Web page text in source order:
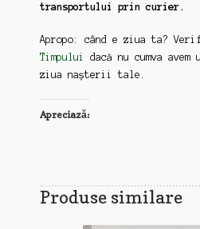
transportului prin curier.
Apropo: când e ziua ta?
Timpului
dacă nu cumva
ziua nașterii tale.
Apreciază:
Produse similare